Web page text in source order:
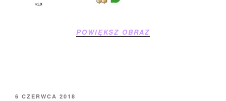
POWIĘKSZ OBRAZ
OPUBLIKOWANE
6 CZERWCA 2018